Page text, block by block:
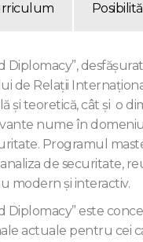
Diplomacy”,
de Relaţii
teoretică, cât şi o
nume în
Programul
de securitate,
modern şi interactiv.
Diplomacy” este
actuale pentru cei